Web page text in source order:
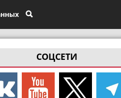
СОЦСЕТИ